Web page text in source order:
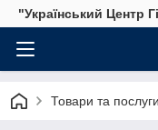
"Український Центр
Товари та послуги